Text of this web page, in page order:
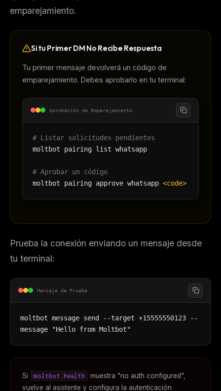
emparejamiento.
Si tu Primer DM No Recibe Respuesta
Tu primer mensaje devolverá un código de
emparejamiento. Debes aprobarlo en tu terminal:
Aprobación de Emparejamiento
# Listar solicitudes pendientes
moltbot pairing list whatsapp
# Aprobar un código
moltbot pairing approve whatsapp <code>
Prueba la conexión enviando un mensaje desde
tu terminal:
Mensaje de Prueba
moltbot message send --target +15555550123 --
message "Hello from Moltbot"
Si moltbot health
muestra "no auth configured",
vuelve al asistente y configura la autenticación